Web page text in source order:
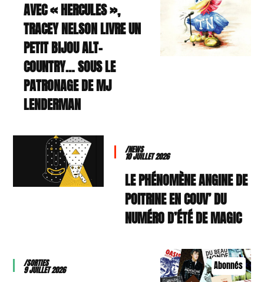
AVEC « HERCULES »,
TRACEY NELSON LIVRE UN
PETIT BIJOU ALT-
COUNTRY… SOUS LE
PATRONAGE DE MJ
LENDERMAN
/NEWS
10 JUILLET 2026
LE PHÉNOMÈNE ANGINE DE
POITRINE EN COUV’ DU
NUMÉRO D’ÉTÉ DE MAGIC
Abonnés
/SORTIES
9 JUILLET 2026